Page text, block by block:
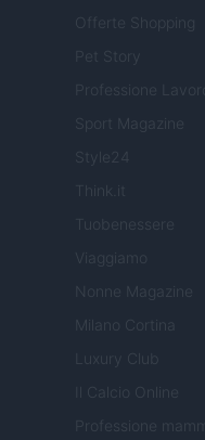
Offerte Shopping
Pet Story
Professione Lavoro
Sport Magazine
Style24
Tuobenessere
Viaggiamo
Nonne Magazine
Milano Cortina
Luxury Club
Il Calcio Online
Professione